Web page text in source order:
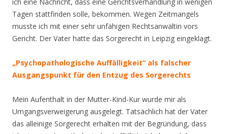
Tagen stattfinden solle, bekommen. Wegen Zeitmangels
musste ich mit einer sehr unfähigen Rechtsanwältin vors
Gericht. Der Vater hatte das Sorgerecht in Leipzig eingeklagt.
„Psychopathologische Auffälligkeit“ als falscher
Ausgangspunkt für den Entzug des Sorgerechts
Mein Aufenthalt in der Mutter-Kind-Kur wurde mir als
Umgangsverweigerung ausgelegt. Tatsächlich hat der Vater
das alleinige Sorgerecht erhalten mit der Begründung, dass